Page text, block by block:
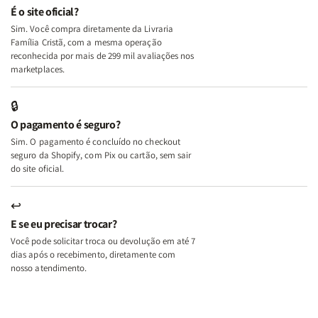
e
Deus
+
A
Mulher
Lar
+
A
Lar
É o site oficial?
Sim. Você compra diretamente da Livraria
Família Cristã, com a mesma operação
reconhecida por mais de 299 mil avaliações nos
marketplaces.
🔒
O pagamento é seguro?
Sim. O pagamento é concluído no checkout
seguro da Shopify, com Pix ou cartão, sem sair
do site oficial.
↩
E se eu precisar trocar?
Você pode solicitar troca ou devolução em até 7
dias após o recebimento, diretamente com
nosso atendimento.